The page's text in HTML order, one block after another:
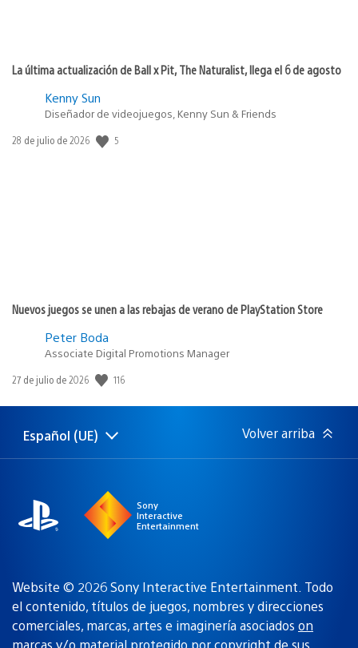
La última actualización de Ball x Pit, The Naturalist, llega el 6 de agosto
Kenny Sun
Diseñador de videojuegos, Kenny Sun & Friends
Fecha
28 de julio de 2026 5
Nuevos juegos se unen a las rebajas de verano de PlayStation Store
Peter Boda
Associate Digital Promotions Manager
Fecha
publicación:
27 de julio de 2026 116
Selecciona
una
Región
actual:
Español (UE) Volver arriba
Sony
Interactive
Entertainment
Website © 2026 Sony Interactive Entertainment. Todo
el contenido, títulos de juegos, nombres y direcciones
comerciales, marcas, artes e imaginería asociados on
marcas y/o material protegido por copyright de sus